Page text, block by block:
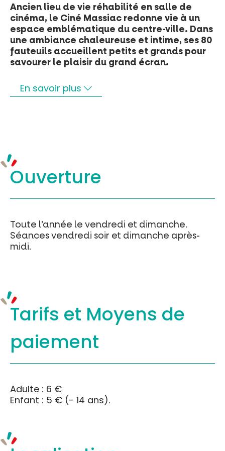
Ancien lieu de vie réhabilité en salle de
cinéma, le Ciné Massiac redonne vie à un
espace emblématique du centre-ville. Dans
une ambiance chaleureuse et intime, ses 80
fauteuils accueillent petits et grands pour
savourer le plaisir du grand écran.
En savoir plus
Ouverture
Toute l’année le vendredi et dimanche.
Séances vendredi soir et dimanche après-
midi.
Tarifs et Moyens de
paiement
Adulte : 6 €
Enfant : 5 € (- 14 ans).